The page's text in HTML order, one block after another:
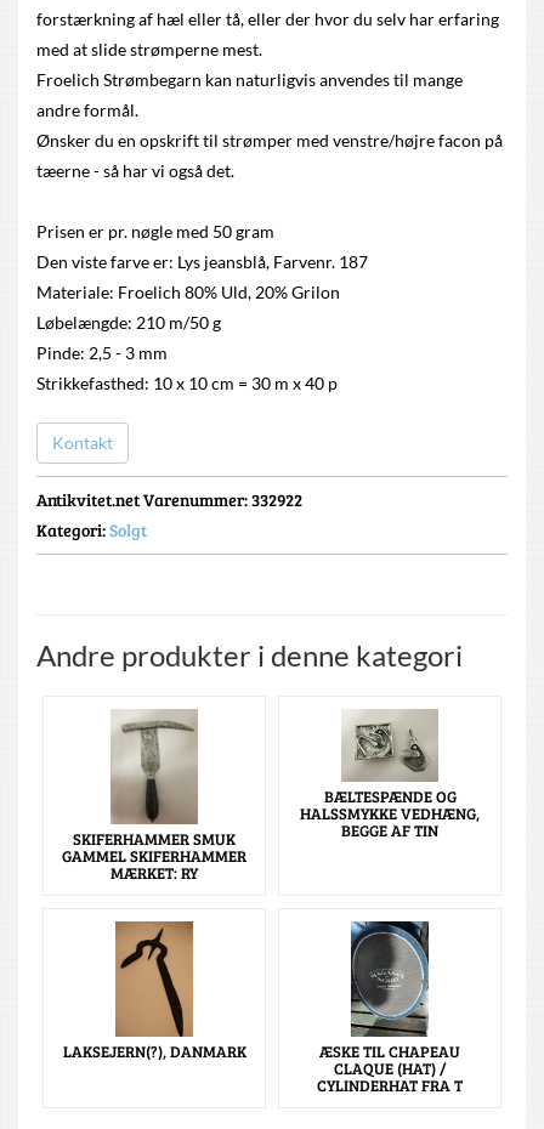
forstærkning af hæl eller tå, eller der hvor du selv har erfaring
med at slide strømperne mest.
Froelich Strømbegarn kan naturligvis anvendes til mange
andre formål.
Ønsker du en opskrift til strømper med venstre/højre facon på
tæerne - så har vi også det.
Prisen er pr. nøgle med 50 gram
Den viste farve er: Lys jeansblå, Farvenr. 187
Materiale: Froelich 80% Uld, 20% Grilon
Løbelængde: 210 m/50 g
Pinde: 2,5 - 3 mm
Strikkefasthed: 10 x 10 cm = 30 m x 40 p
Kontakt
Antikvitet.net Varenummer: 332922
Kategori:Solgt
Andre produkter i denne kategori
SKIFERHAMMER SMUK
GAMMEL SKIFERHAMMER
MÆRKET: RY
BÆLTESPÆNDE OG
HALSSMYKKE VEDHÆNG,
BEGGE AF TIN
LAKSEJERN(?), DANMARK ÆSKE TIL CHAPEAU
CLAQUE (HAT) /
CYLINDERHAT FRA T